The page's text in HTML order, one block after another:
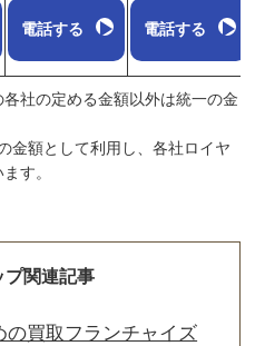
電話する 電話する
社の定める金額以外は統一の金
金額として利用し、各社ロイヤ
す。
プ関連記事
の買取フランチャイズ